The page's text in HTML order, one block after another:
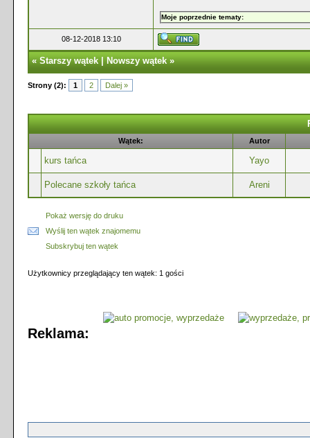
Moje poprzednie tematy:
08-12-2018 13:10
«Starszy wątek|Nowszy wątek»
Strony (2): 1 2 Dalej »
Wątek: Autor
kurs tańca Yayo
Polecane szkoły tańca Areni
Pokaż wersję do druku
Wyślij ten wątek znajomemu
Subskrybuj ten wątek
Użytkownicy przeglądający ten wątek: 1 gości
Reklama: